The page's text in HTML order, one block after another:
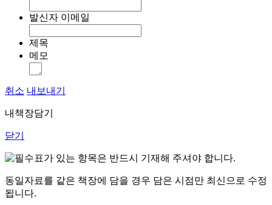
발신자 이메일
제목
메모
취소 내보내기
내책장담기
닫기
표가 있는 항목은 반드시 기재해 주셔야 합니다.
동일자료를 같은 책장에 담을 경우 담은 시점만 최신으로 수정
됩니다.